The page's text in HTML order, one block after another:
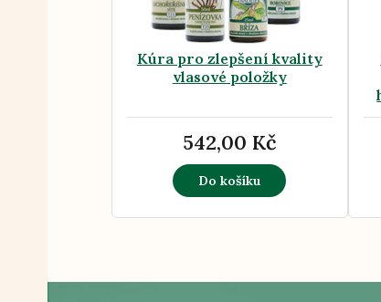
Kúra pro zlepšení kvality
vlasové položky
542,00 Kč
Do košíku